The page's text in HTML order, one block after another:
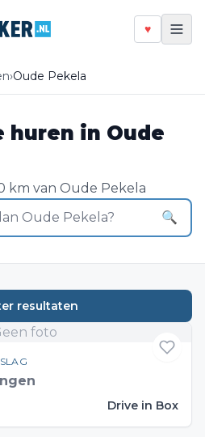
♥
›Oude Pekela
huren in Oude
km van Oude Pekela
🔍
resultaten
foto
Drive in Box